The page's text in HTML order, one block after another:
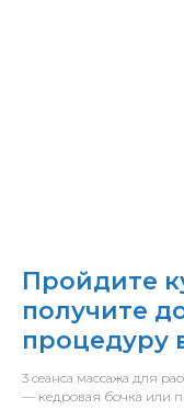
Пройдите
получите
процедуру
3 сеанса массажа для
— кедровая бочка или